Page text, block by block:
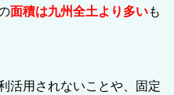
面積は九州全土より多いも
活用されないことや、固定